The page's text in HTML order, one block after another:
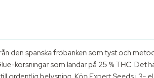
spanska fröbanken som tyst och
korsningar som landar på 25 % THC. Det